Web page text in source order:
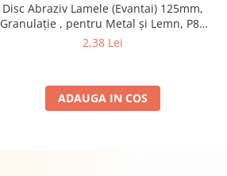
Disc Abraziv Lamele (Evantai) 125mm,
Granulație , pentru Metal și Lemn, P80
125x22.2mm
2,38 Lei
ADAUGA IN COS